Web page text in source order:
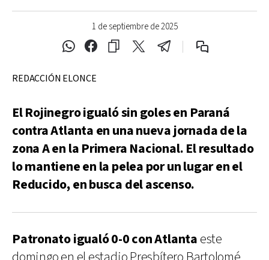
1 de septiembre de 2025
REDACCIÓN ELONCE
El Rojinegro igualó sin goles en Paraná
contra Atlanta en una nueva jornada de la
zona A en la Primera Nacional. El resultado
lo mantiene en la pelea por un lugar en el
Reducido, en busca del ascenso.
Patronato igualó 0-0 con Atlanta este